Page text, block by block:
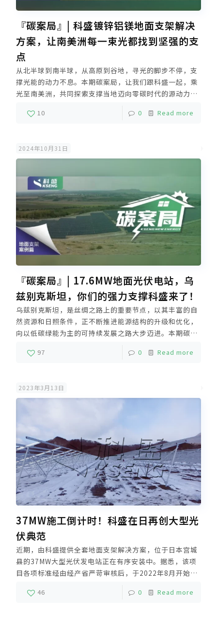
『碳案局』| 科盛镀锌铝镁地面支架解决
方案，让南美洲每一束光都找到坚强的支
点
从北半球到南半球，从高原到谷地，寻光的脚步不停，支
撑光能的动力不息。本期碳案局，让我们跟科盛一起，乘
光至南美洲，共同探索支撑当地迈向零碳时代的源动力。
在南美洲玻利维亚，由科盛提供支撑的3MW地面光伏电
站，已经完工并网，正在持续助力当地能源转型。
10 0 Read more
2024年10月31日
『碳案局』| 17.6MW地面光伏电站，乌
兹别克斯坦，你们的强力支撑科盛来了！
乌兹别克斯坦，是丝绸之路上的重要节点，以其丰富的自
然资源和日照条件，正不断推进能源结构的升级和优化，
向以低碳绿能为主的可持续发展之路大步迈进。本期碳案
局，让我们跟随科盛的脚步，一同来到乌兹别克斯坦，从
2处地面光伏电站中，探索持续支撑当地光能转换的奥
97 0 Read more
2023年3月13日
37MW施工倒计时！科盛在日再创大型光
伏典范
近期，由科盛提供全套地面支架解决方案，位于日本宫城
县的37MW大型光伏发电站正在有序安装中。据悉，该项
目各项标准经由经产省严苛审核后，于2022年8月开始建
设，并预计于今年5月竣工。由于大型地面电站占地面积
大，科盛结合当地复杂地面条件，提出螺旋地桩光伏支架
46 0 Read more